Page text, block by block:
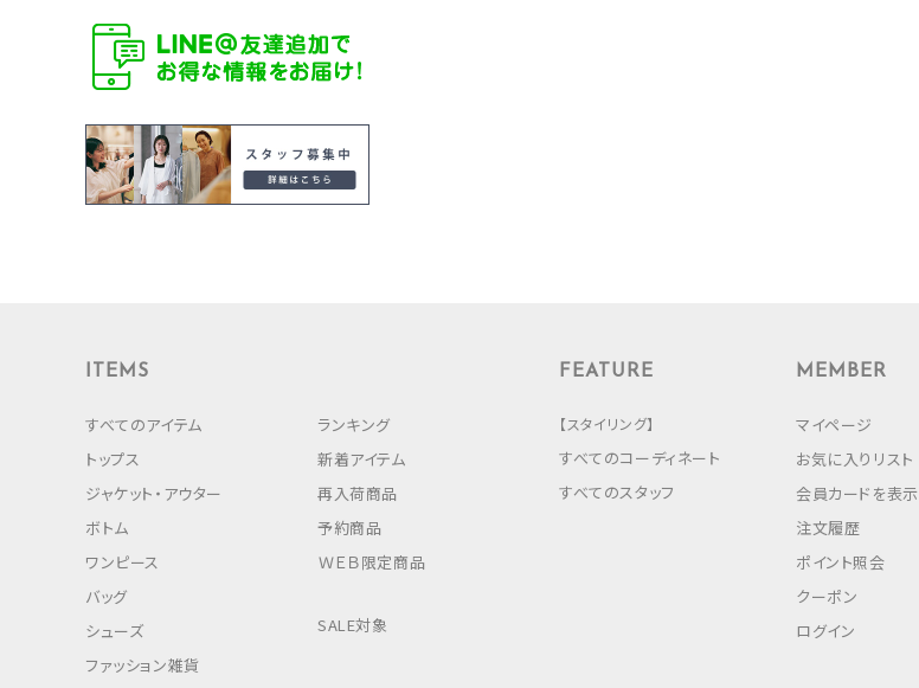
ITEMS
すべてのアイテム
トップス
ジャケット・アウター
ボトム
ワンピース
バッグ
シューズ
ファッション雑貨
ランキング
新着アイテム
再入荷商品
予約商品
ＷＥＢ限定商品
SALE対象
FEATURE
【スタイリング】
すべてのコーディネート
すべてのスタッフ
MEMBER
マイページ
お気に入りリスト
会員カードを表示
注文履歴
ポイント照会
クーポン
ログイン